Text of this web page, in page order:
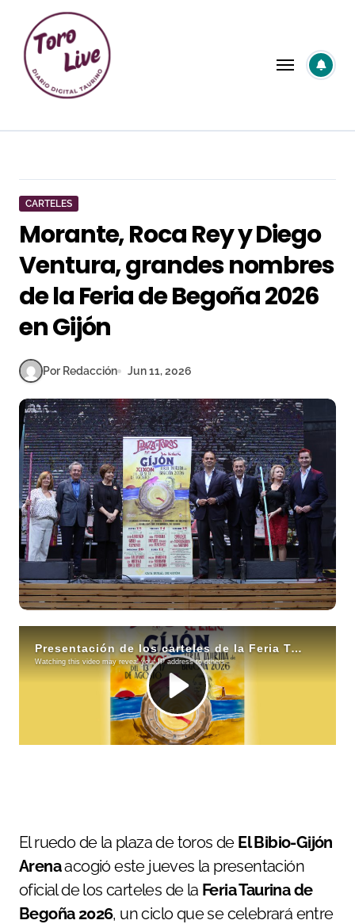
contenido
CARTELES
Morante, Roca Rey y Diego
Ventura, grandes nombres
de la Feria de Begoña 2026
en Gijón
Por Redacción Jun 11, 2026
El ruedo de la plaza de toros de El Bibio-Gijón
Arenaacogió este jueves la presentación
oficial de los carteles de la Feria Taurina de
Begoña 2026, un ciclo que se celebrará entre